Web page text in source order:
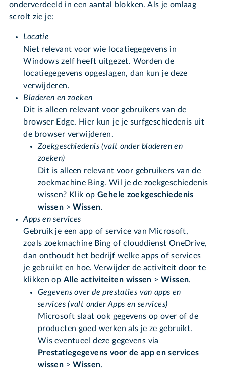
onderverdeeld in een aantal blokken. Als je omlaag
scrolt zie je:
Locatie
Niet relevant voor wie locatiegegevens in
Windows zelf heeft uitgezet. Worden de
locatiegegevens opgeslagen, dan kun je deze
verwijderen.
Bladeren en zoeken
Dit is alleen relevant voor gebruikers van de
browser Edge. Hier kun je je surfgeschiedenis uit
de browser verwijderen.
Zoekgeschiedenis (valt onder bladeren en
zoeken)
Dit is alleen relevant voor gebruikers van de
zoekmachine Bing. Wil je de zoekgeschiedenis
wissen? Klik op Gehele zoekgeschiedenis
wissen >Wissen.
Apps en services
Gebruik je een app of service van Microsoft,
zoals zoekmachine Bing of clouddienst OneDrive,
dan onthoudt het bedrijf welke apps of services
je gebruikt en hoe. Verwijder de activiteit door te
klikken op Alle activiteiten wissen > Wissen.
Gegevens over de prestaties van apps en
services (valt onder Apps en services)
Microsoft slaat ook gegevens op over of de
producten goed werken als je ze gebruikt.
Wis eventueel deze gegevens via
Prestatiegegevens voor de app en services
wissen >Wissen.